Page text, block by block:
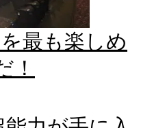
を最も楽しめ
！